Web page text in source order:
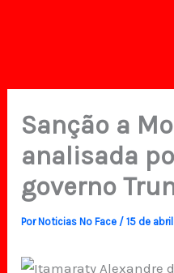
Sanção a
analisada
governo
PorNoticias No Face /15 de